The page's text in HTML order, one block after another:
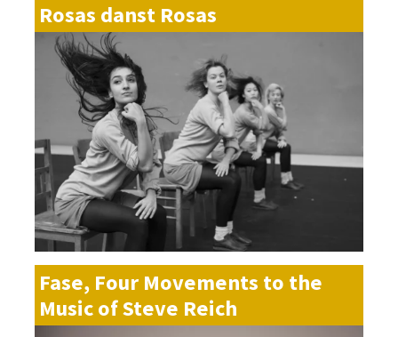
Rosas danst Rosas
Fase, Four Movements to the
Music of Steve Reich